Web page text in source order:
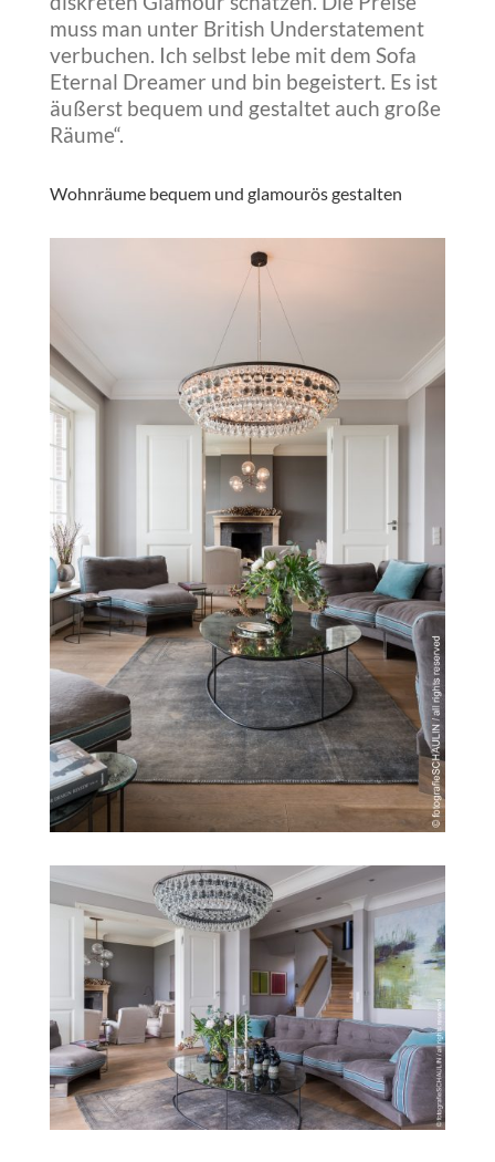
muss man unter British Understatement
verbuchen. Ich selbst lebe mit dem Sofa
Eternal Dreamer und bin begeistert. Es ist
äußerst bequem und gestaltet auch große
Räume“.
Wohnräume bequem und glamourös gestalten